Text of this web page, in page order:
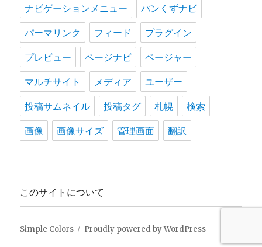
ナビゲーションメニュー
パンくずナビ
パーマリンク
フィード
プラグイン
プレビュー
ページナビ
ページャー
マルチサイト
メディア
ユーザー
投稿サムネイル
投稿タグ 札幌
検索
画像
画像サイズ 管理画面 翻訳
このサイトについて
Simple Colors Proudly powered by WordPress